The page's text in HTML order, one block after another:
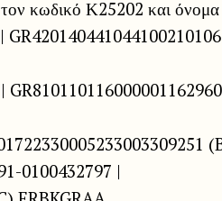
τον κωδικό Κ25202 και
0100432797 |